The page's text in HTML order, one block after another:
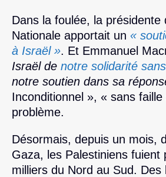
Dans la foulée, la présidente
Nationale apportait un «
à Israël ». Et Emmanuel
Israël de notre solidarité
notre soutien dans sa
Inconditionnel », « sans faille
problème.
Désormais, depuis un mois,
Gaza, les Palestiniens fuient
milliers du Nord au Sud. Des